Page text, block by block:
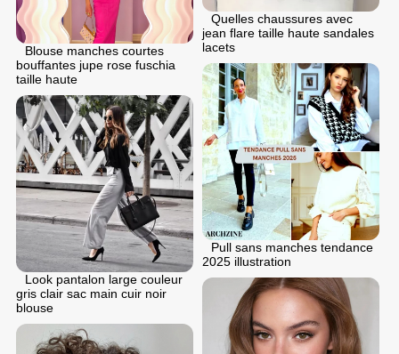
Quelles chaussures avec
jean flare taille haute sandales
lacets
Blouse manches courtes
bouffantes jupe rose fuschia
taille haute
Pull sans manches tendance
2025 illustration
Look pantalon large couleur
gris clair sac main cuir noir
blouse